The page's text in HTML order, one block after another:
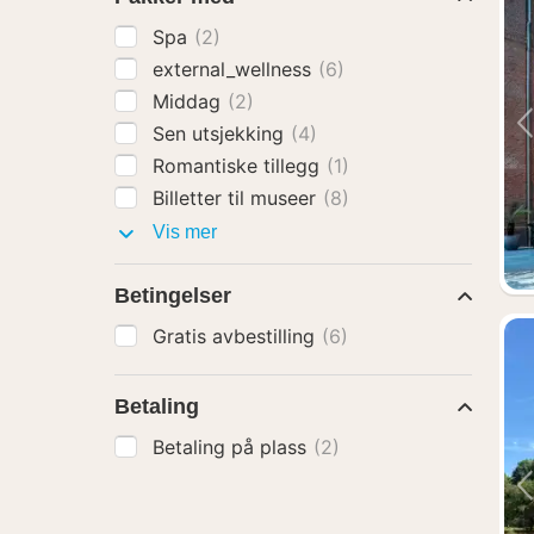
Spa (2)
external_wellness (6)
Middag (2)
Sen utsjekking (4)
Romantiske tillegg (1)
Billetter til museer (8)
Vis merPakker
Betingelser
Gratis avbestilling (6)
Betaling
Betaling på plass (2)